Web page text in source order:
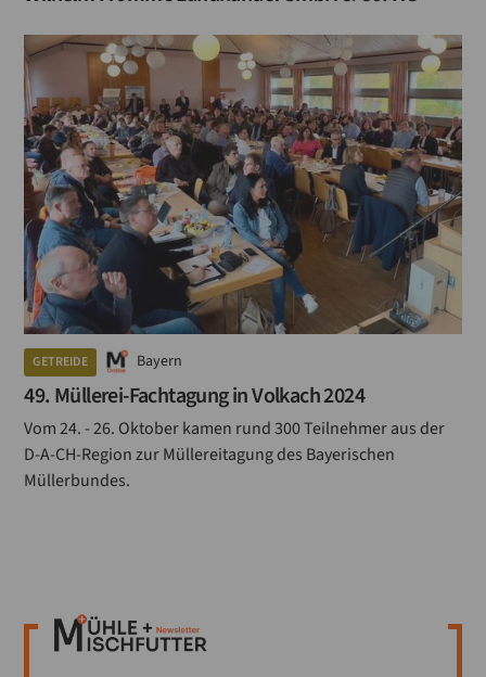
GETREIDE Bayern
49. Müllerei-Fachtagung in Volkach 2024
Vom 24. - 26. Oktober kamen rund 300 Teilnehmer aus der
D-A-CH-Region zur Müllereitagung des Bayerischen
Müllerbundes.